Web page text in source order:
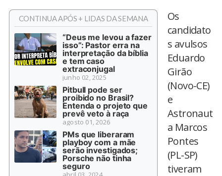
CONTINUA APÓS + LIDAS DA SEMANA
“Deus me levou a fazer
isso”: Pastor erra na
interpretação da bíblia
e tem caso
extraconjugal
junho 02, 2025
Pitbull pode ser
proibido no Brasil?
Entenda o projeto que
prevê veto à raça
agosto 01, 2026
PMs que liberaram
playboy com a mãe
serão investigados;
Porsche não tinha
seguro
Os
candidato
s avulsos
Eduardo
Girão
(Novo-CE)
e
Astronaut
a Marcos
Pontes
(PL-SP)
tiveram